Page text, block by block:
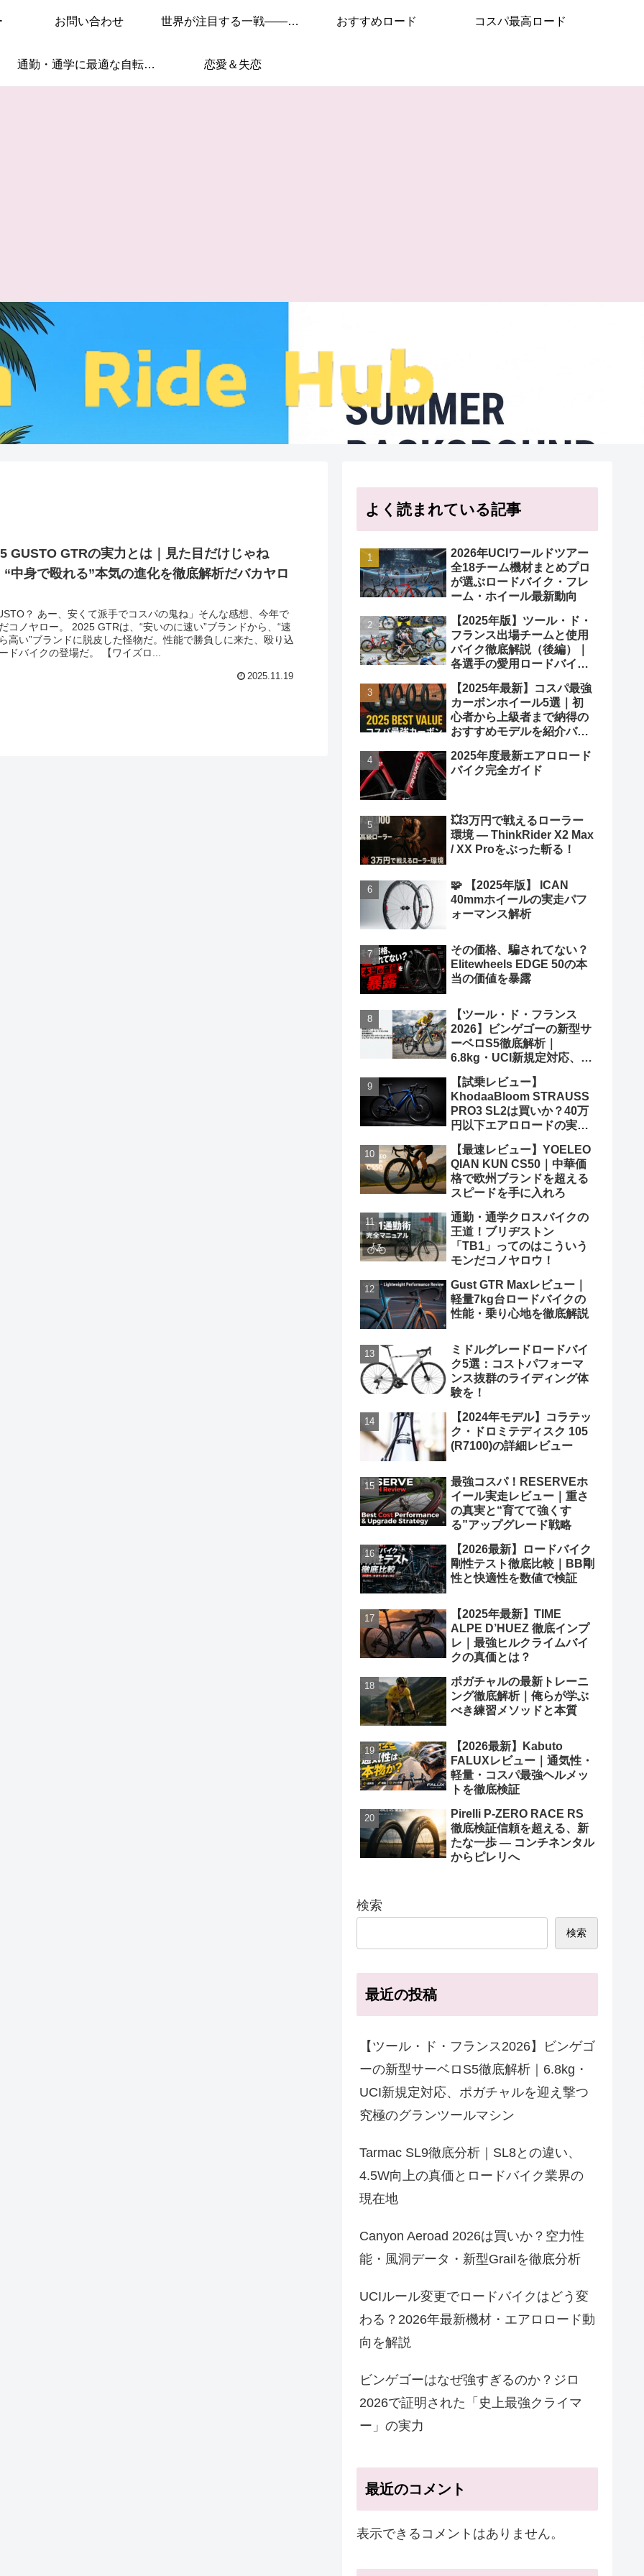
お問い合わせ 世界が注目する一戦——このレースを見逃すな！ おすすめロード コスパ最高ロード
通勤・通学に最適な自転車はこれ！ 恋愛＆失恋
GUSTO GTRの実力とは｜見た目だけじゃね
“中身で殴れる”本気の進化を徹底解析だバカヤロ
？ あー、安くて派手でコスパの鬼ね」そんな感想、今年で
コノヤロー。 2025 GTRは、“安いのに速い”ブランドから、“速
高い”ブランドに脱皮した怪物だ。性能で勝負しに来た、殴り込
ドバイクの登場だ。 【ワイズロ...
2025.11.19
よく読まれている記事
2026年UCIワールドツアー
全18チーム機材まとめプロ
が選ぶロードバイク・フレ
ーム・ホイール最新動向
【2025年版】ツール・ド・
フランス出場チームと使用
バイク徹底解説（後編）｜
各選手の愛用ロードバイク
【2025年最新】コスパ最強
カーボンホイール5選｜初
心者から上級者まで納得の
おすすめモデルを紹介バカ
2025年度最新エアロロード
バイク完全ガイド
💥3万円で戦えるローラー
環境 ― ThinkRider X2 Max
/ XX Proをぶった斬る！
🧩 【2025年版】 ICAN
40mmホイールの実走パフ
ォーマンス解析
その価格、騙されてない？
Elitewheels EDGE 50の本
当の価値を暴露
【ツール・ド・フランス
2026】ビンゲゴーの新型サ
ーベロS5徹底解析｜
6.8kg・UCI新規定対応、ポ
グランツールマシン
【試乗レビュー】
KhodaaBloom STRAUSS
PRO3 SL2は買いか？40万
円以下エアロロードの実力
斬る
【最速レビュー】YOELEO
QIAN KUN CS50｜中華価
格で欧州ブランドを超える
スピードを手に入れろ
通勤・通学クロスバイクの
王道！ブリヂストン
「TB1」ってのはこういう
モンだコノヤロウ！
Gust GTR Maxレビュー｜
軽量7kg台ロードバイクの
性能・乗り心地を徹底解説
ミドルグレードロードバイ
ク5選：コストパフォーマ
ンス抜群のライディング体
験を！
【2024年モデル】コラテッ
ク・ドロミテディスク 105
(R7100)の詳細レビュー
最強コスパ！RESERVEホ
イール実走レビュー｜重さ
の真実と“育てて強くす
る”アップグレード戦略
【2026最新】ロードバイク
剛性テスト徹底比較｜BB剛
性と快適性を数値で検証
【2025年最新】TIME
ALPE D’HUEZ 徹底インプ
レ｜最強ヒルクライムバイ
クの真価とは？
ポガチャルの最新トレーニ
ング徹底解析｜俺らが学ぶ
べき練習メソッドと本質
【2026最新】Kabuto
FALUXレビュー｜通気性・
軽量・コスパ最強ヘルメッ
トを徹底検証
Pirelli P-ZERO RACE RS
徹底検証信頼を超える、新
たな一歩 ― コンチネンタル
からピレリへ
検索
検索
最近の投稿
【ツール・ド・フランス2026】ビンゲゴ
ーの新型サーベロS5徹底解析｜6.8kg・
UCI新規定対応、ポガチャルを迎え撃つ
究極のグランツールマシン
Tarmac SL9徹底分析｜SL8との違い、
4.5W向上の真価とロードバイク業界の
現在地
Canyon Aeroad 2026は買いか？空力性
能・風洞データ・新型Grailを徹底分析
UCIルール変更でロードバイクはどう変
わる？2026年最新機材・エアロロード動
向を解説
ビンゲゴーはなぜ強すぎるのか？ジロ
2026で証明された「史上最強クライマ
ー」の実力
最近のコメント
表示できるコメントはありません。